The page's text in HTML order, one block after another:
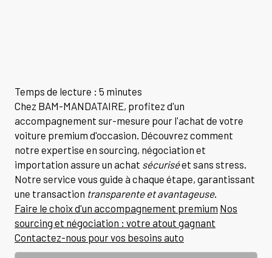
Temps de lecture : 5 minutes
Chez BAM-MANDATAIRE, profitez d'un
accompagnement sur-mesure pour l'achat de votre
voiture premium d'occasion. Découvrez comment
notre expertise en sourcing, négociation et
importation assure un achat sécuriséet sans stress.
Notre service vous guide à chaque étape, garantissant
une transaction transparente et avantageuse.
Faire le choix d'un accompagnement premium Nos
sourcing et négociation : votre atout gagnant
Contactez-nous pour vos besoins auto